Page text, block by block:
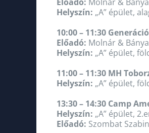
Helyszín: „A” épület,
10:00 – 11:30
Előadó: Molnár &
Helyszín: „A” épület,
11:00 – 11:30 MH
Helyszín: „A” épület,
13:30 – 14:30 Camp
Helyszín: „A” épület,
Előadó: Szombat